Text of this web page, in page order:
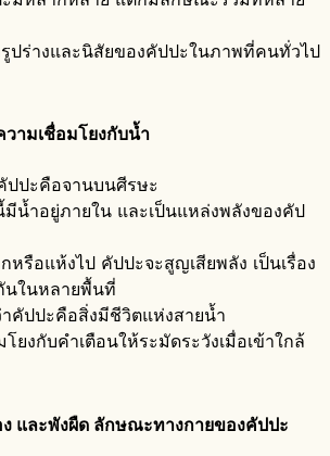
ปร่างและนิสัยของคัปปะในภาพที่คนทั่วไป
ามเชื่อมโยงกับน้ำ
ปปะคือจานบนศีรษะ
น้ำอยู่ภายใน และเป็นแหล่งพลังของคัป
รือแห้งไป คัปปะจะสูญเสียพลัง เป็นเรื่อง
นในหลายพื้นที่
คัปปะคือสิ่งมีชีวิตแห่งสายน้ำ
ยงกับคำเตือนให้ระมัดระวังเมื่อเข้าใกล้
ง และพังผืด ลักษณะทางกายของคัปปะ